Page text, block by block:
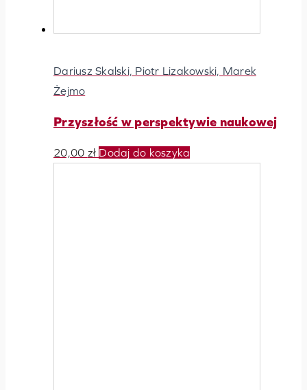
Dariusz Skalski, Piotr Lizakowski, Marek
Żejmo
Przyszłość w perspektywie naukowej
20,00 zł Dodaj do koszyka